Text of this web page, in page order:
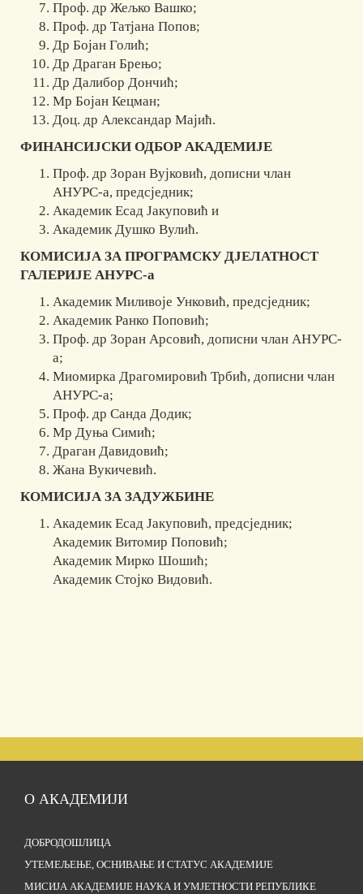
Проф. др Жељко Вашко;
Проф. др Татјана Попов;
Др Бојан Голић;
Др Драган Брењо;
Др Далибор Дончић;
Мр Бојан Кецман;
Доц. др Александар Мајић.
ФИНАНСИЈСКИ ОДБОР АКАДЕМИЈЕ
Проф. др Зоран Вујковић, дописни члан
АНУРС-а, предсједник;
Академик Есад Јакуповић и
Академик Душко Вулић.
КОМИСИЈА ЗА ПРОГРАМСКУ ДЈЕЛАТНОСТ
ГАЛЕРИЈЕ АНУРС-а
Академик Миливоје Унковић, предсједник;
Академик Ранко Поповић;
Проф. др Зоран Арсовић, дописни члан АНУРС-
а;
Миомирка Драгомировић Трбић, дописни члан
АНУРС-а;
Проф. др Санда Додик;
Мр Дуња Симић;
Драган Давидовић;
Жана Вукичевић.
КОМИСИЈА ЗА ЗАДУЖБИНЕ
Академик Есад Јакуповић, предсједник;
Академик Витомир Поповић;
Академик Мирко Шошић;
Академик Стојко Видовић.
О АКАДЕМИЈИ
ДОБРОДОШЛИЦА
УТЕМЕЉЕЊЕ, ОСНИВАЊЕ И СТАТУС АКАДЕМИЈЕ
МИСИЈА АКАДЕМИЈЕ НАУКА И УМЈЕТНОСТИ РЕПУБЛИКЕ